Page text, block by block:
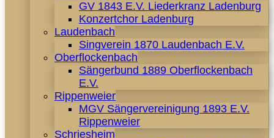
GV 1843 E.V. Liederkranz Ladenburg
Konzertchor Ladenburg
Laudenbach
Singverein 1870 Laudenbach E.V.
Oberflockenbach
Sängerbund 1889 Oberflockenbach
E.V.
Rippenweier
MGV Sängervereinigung 1893 E.V.
Rippenweier
Schriesheim